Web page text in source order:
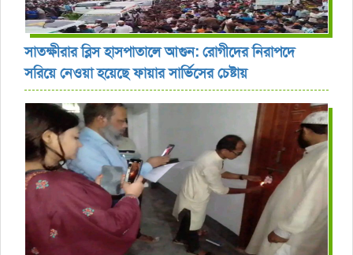
সাতক্ষীরার ব্লিস হাসপাতালে আগুন: রোগীদের নিরাপদে
সরিয়ে নেওয়া হয়েছে ফায়ার সার্ভিসের চেষ্টায়